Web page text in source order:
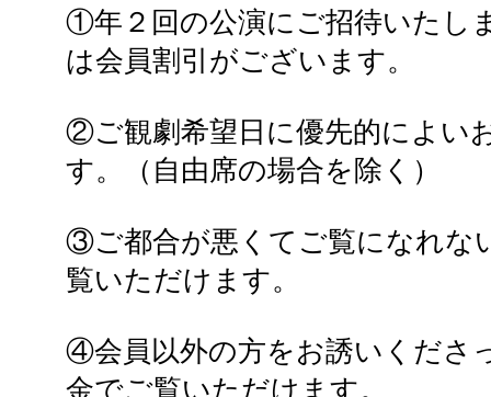
①年２回の公演にご招待いたし
は会員割引がございます。
②ご観劇希望日に優先的によい
す。（自由席の場合を除く）
③ご都合が悪くてご覧になれな
覧いただけます。
④会員以外の方をお誘いくださ
金でご覧いただけます。